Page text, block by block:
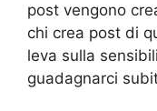
post vengono
chi crea post di
leva sulla
guadagnarci